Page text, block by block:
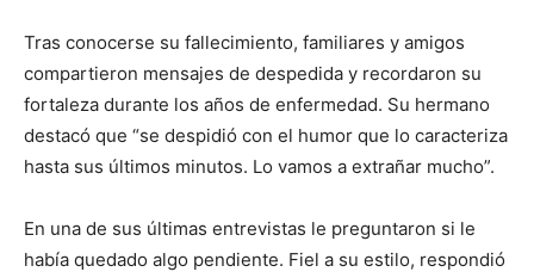
Tras conocerse su fallecimiento, familiares y amigos
compartieron mensajes de despedida y recordaron su
fortaleza durante los años de enfermedad. Su hermano
destacó que “se despidió con el humor que lo caracteriza
hasta sus últimos minutos. Lo vamos a extrañar mucho”.
En una de sus últimas entrevistas le preguntaron si le
había quedado algo pendiente. Fiel a su estilo, respondió